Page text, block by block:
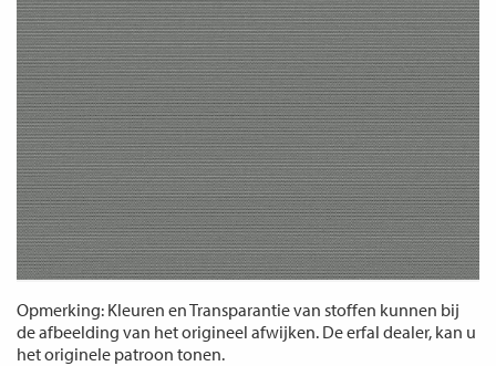
Opmerking: Kleuren en Transparantie van stoffen kunnen bij
de afbeelding van het origineel afwijken. De erfal dealer, kan u
het originele patroon tonen.